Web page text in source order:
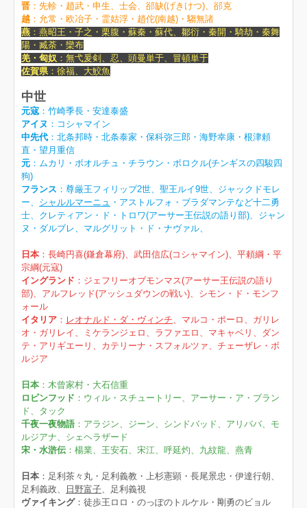
晋 ：先軫・趙武・申生、士会、郤缺(げきけつ)、郤克
越 ：允常・欧冶子・霊姑浮・趙佗(南越)・騶無諸
燕 ：燕昭王・子之・栗腹・蘇秦・蘇代、鄒衍・秦開・騎劫・秦舞
陽・臧荼・欒布
羌・匈奴 ：無弋爰剣、忍、頭曼単于、冒頓単于
佐賀県：徐福、大鮫魚
中世
元寇：竹崎季長・安達泰盛
アイヌ ：コシャマイン
中先代 ：北条邦時・北条泰家・保科弥三郎・海野幸康・根津頼
直・望月重信
元 ：ムカリ・ボオルチュ・チラウン・ボロクル(チンギスの四駿四
狗)
フランス ：尊厳王フィリップ2世、聖王ルイ9世、ジャックドモレ
ー、 シャルルマーニュ ・アストルフォ・ブラダマンテなど十二勇
士、クレティアン・ド・トロワ(アーサー王伝説の語り部)、ジャン
ヌ・ダルブレ、マルグリット・ド・ナヴァル、
日本 ：長崎円喜(鎌倉幕府)、武田信広(コシャマイン)、平頼綱・平
宗綱(元寇)
イングランド ：ジェフリーオブモンマス(アーサー王伝説の語り
部)、アルフレッド(アッシュダウンの戦い)、シモン・ド・モンフ
ォール
イタリア ： レオナルド・ダ・ヴィンチ、マルコ・ポーロ、ガリレ
オ・ガリレイ、ミケランジェロ、ラファエロ、マキャベリ、ダン
テ・アリギエーリ、カテリーナ・スフォルツァ、チェーザレ・ボ
ルジア
日本 ：木曾家村・大石信重
ロビンフッド ：ウィル・スチュートリー、アーサー・ア・ブラン
ド、タック
千夜一夜物語：アラジン、ジーン、シンドバッド、アリババ、モ
ルジアナ、シェヘラザード
宋・水滸伝 ：楊業、王安石、宋江、呼延灼、九紋龍、燕青
日本 ：足利茶々丸・足利義教・上杉憲顕・長尾景忠・伊達行朝、
足利義政、
日野富子、足利義視
ヴァイキング：徒歩王ロロ・のっぽのトルケル・剛勇のビョル